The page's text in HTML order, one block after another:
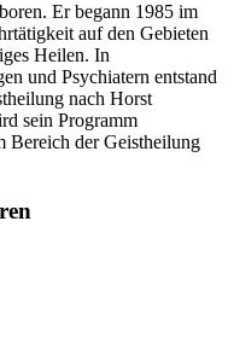
Er begann 1985 im
auf den Gebieten
Heilen. In
und Psychiatern entstand
nach Horst
sein Programm
Bereich der Geistheilung